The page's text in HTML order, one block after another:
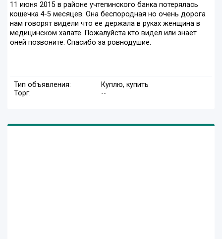
11 июня 2015 в районе учтепинского банка потерялась
кошечка 4-5 месяцев. Она беспородная но очень дорога
нам говорят видели что ее держала в руках женщина в
медицинском халате. Пожалуйста кто видел или знает
оней позвоните. Спасибо за ровнодушие.
Тип объявления:
Куплю, купить
Торг:
--